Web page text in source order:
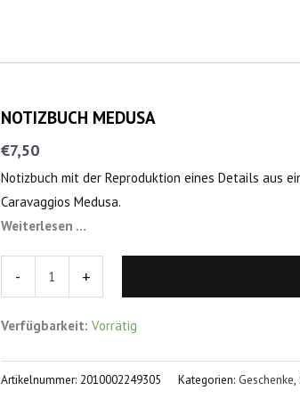
NOTIZBUCH MEDUSA
€7,50
Notizbuch mit der Reproduktion eines Details aus
Caravaggios Medusa.
Weiterlesen …
Verfügbarkeit: Vorrätig
-
NOTIZBUCH
MEDUSA
+
Artikelnummer: 2010002249305 Kategorien: Geschenke,